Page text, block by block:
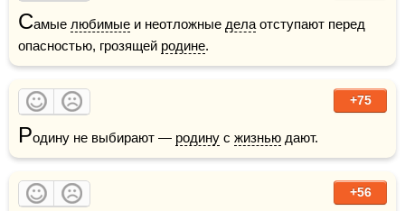
Самые любимые и неотложные дела отступают перед
опасностью, грозящей родине.
+75
Родину не выбирают — родину с жизнью дают.
+56